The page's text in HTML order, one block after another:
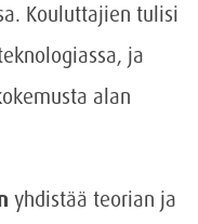
Kouluttajien tulisi
ja
alan
yhdistää teorian ja